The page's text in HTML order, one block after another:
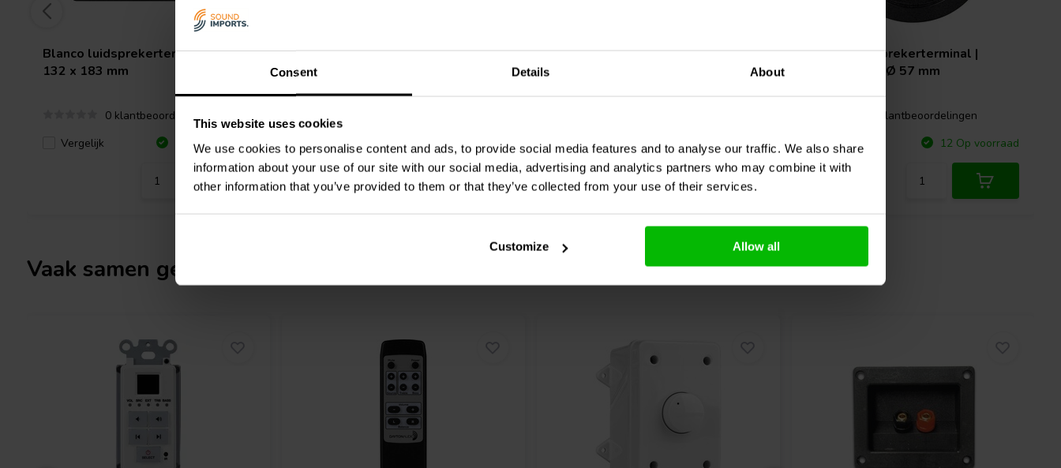
Consent Details About
This website uses cookies
We use cookies to personalise content and ads, to provide social media features and to analyse our traffic. We also share
information about your use of our site with our social media, advertising and analytics partners who may combine it with
other information that you’ve provided to them or that they’ve collected from your use of their services.
Customize Allow all
Blanco luidsprekerterminal plaat |
132 x 183 mm
0 klantbeoordelingen
Vergelijk
37 Op voorraad
Dayton AudioDBPP-BK Dubbele
Binding Post achterplaat
Vergelijk
29 Op voorraad
Dayton AudioDBPP-SI Dubbele
Vergelijk
6 Op voorraad
Ronde luidsprekerterminal |
Veerbelast | Ø 57 mm
0 klantbeoordelingen
Vergelijk
12 Op voorraad
Vaak samen gekocht